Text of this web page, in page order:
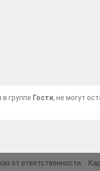
группе Гости, не могут
от ответственности